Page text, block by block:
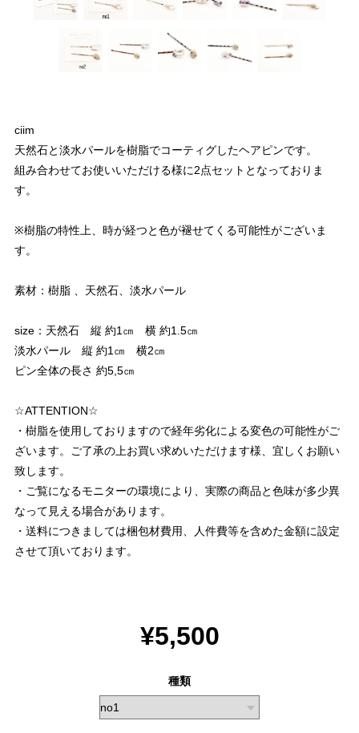
ciim
天然石と淡水パールを樹脂でコーティグしたヘアピンです。
組み合わせてお使いいただける様に2点セットとなっておりま
す。
※樹脂の特性上、時が経つと色が褪せてくる可能性がございま
す。
素材：樹脂 、天然石、淡水パール
size：天然石 縦 約1㎝ 横 約1.5㎝
淡水パール 縦 約1㎝ 横2㎝
ピン全体の長さ 約5,5㎝
☆ATTENTION☆
・樹脂を使用しておりますので経年劣化による変色の可能性がご
ざいます。ご了承の上お買い求めいただけます様、宜しくお願い
致します。
・ご覧になるモニターの環境により、実際の商品と色味が多少異
なって見える場合があります。
・送料につきましては梱包材費用、人件費等を含めた金額に設定
させて頂いております。
¥5,500
種類